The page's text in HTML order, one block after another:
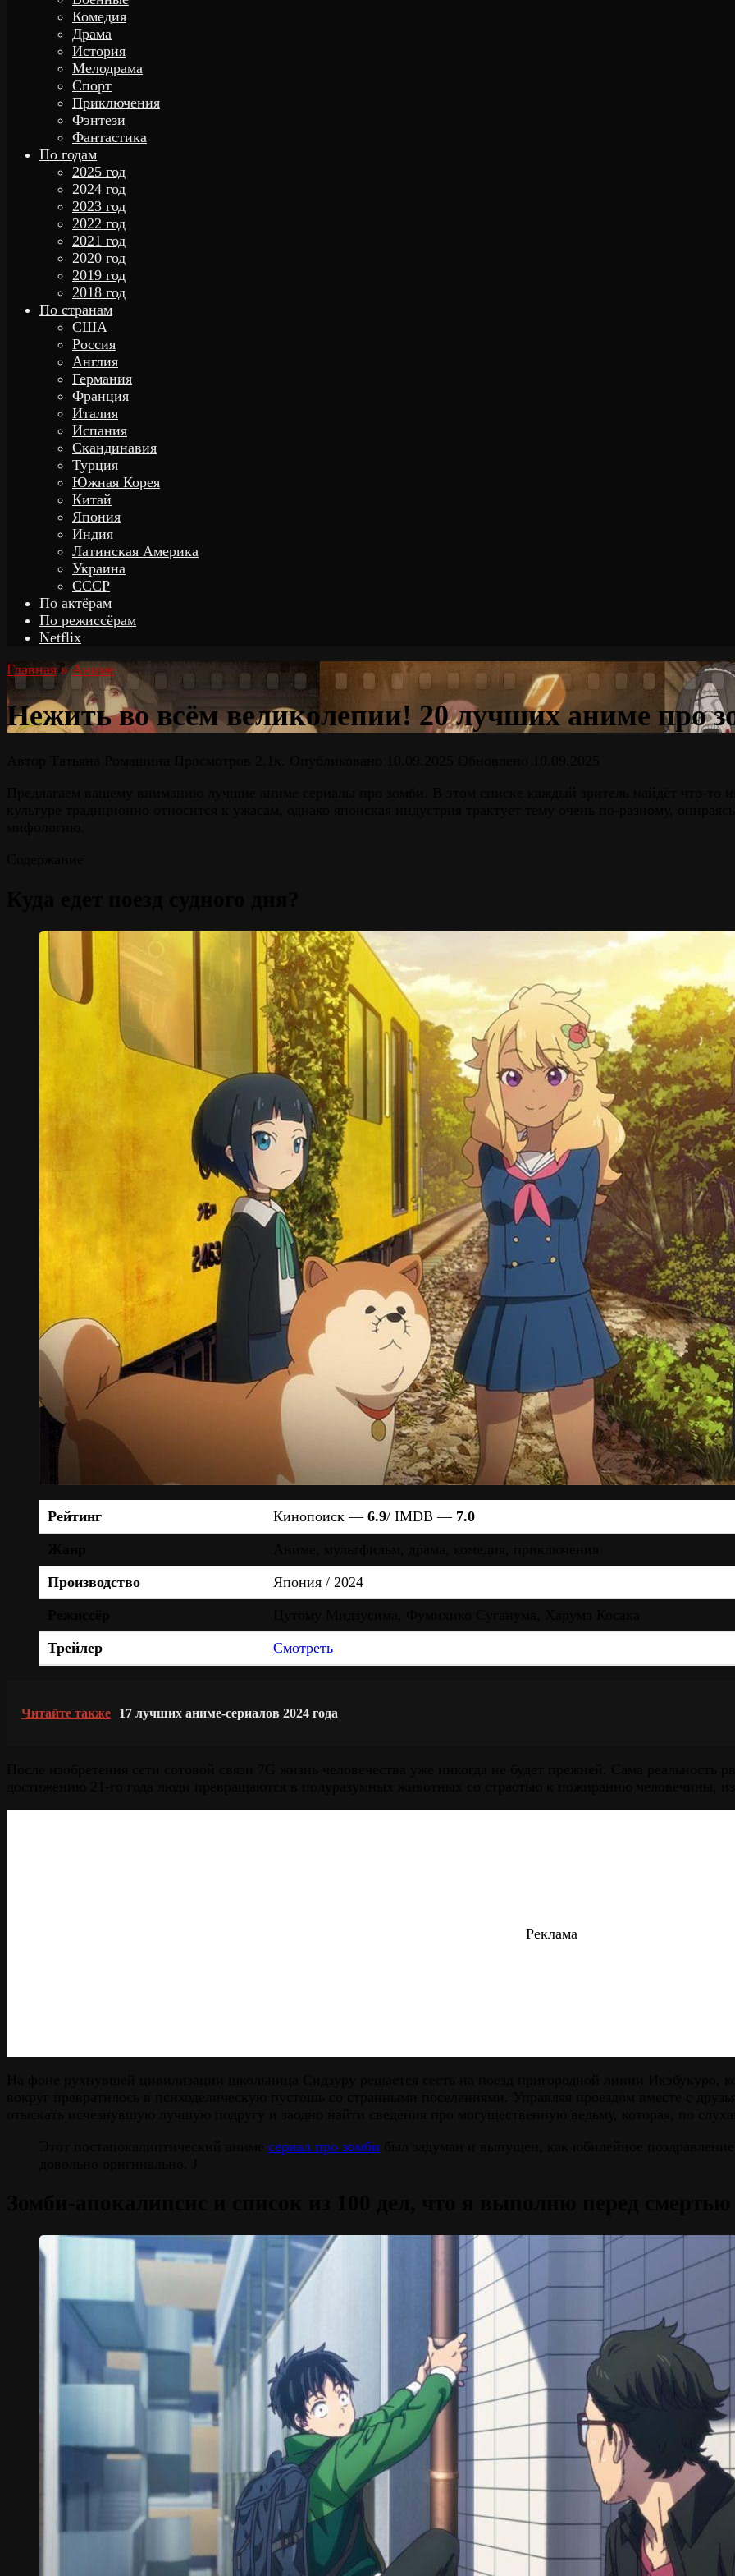
Комедия
Драма
История
Мелодрама
Спорт
Приключения
Фэнтези
Фантастика
По годам
2025 год
2024 год
2023 год
2022 год
2021 год
2020 год
2019 год
2018 год
По странам
США
Россия
Англия
Германия
Франция
Италия
Испания
Скандинавия
Турция
Южная Корея
Китай
Япония
Индия
Латинская Америка
Украина
СССР
По актёрам
По режиссёрам
Netflix
Главная » Аниме
Нежить во всём великолепии! 20 лучших аниме про
Рейтинг Кинопоиск — 6.9/ IMDB — 7.0
Производство
Япония / 2024
Трейлер
Смотреть
Читайте также 17 лучших аниме-сериалов 2024 года
Реклама
сериал про зомби